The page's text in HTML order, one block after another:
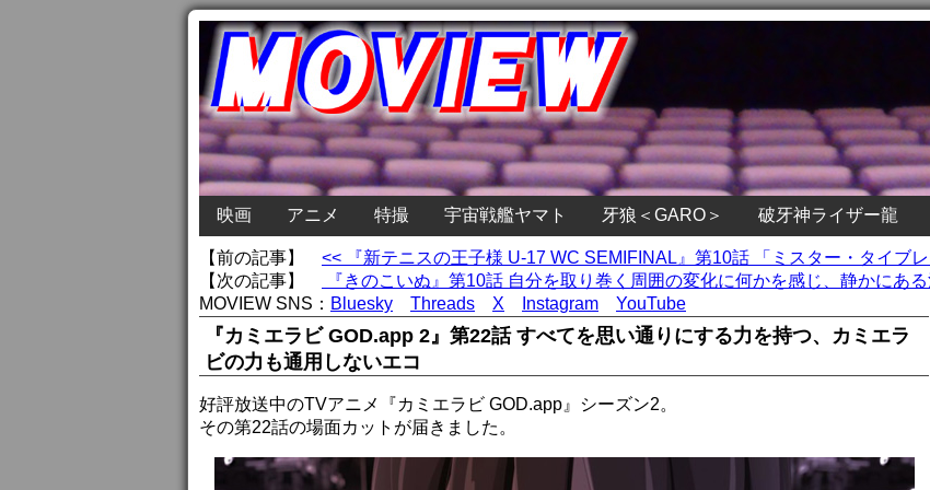
映画 アニメ 特撮 宇宙戦艦ヤマト 牙狼＜GARO＞ 破牙神ライザー龍
【前の記事】 << 『新テニスの王子様 U-17 WC SEMIFINAL』第10話 「ミスター・タイブ
【次の記事】
『きのこいぬ』第10話 自分を取り巻く周囲の変化に何かを感じ、静かにあ
MOVIEW SNS： Bluesky Threads X Instagram YouTube
『カミエラビ GOD.app 2』第22話 すべてを思い通りにする力を持つ、カミエラ
ビの力も通用しないエコ
好評放送中のTVアニメ『カミエラビ GOD.app』シーズン2。
その第22話の場面カットが届きました。